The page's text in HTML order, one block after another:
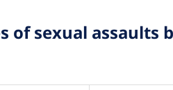
of sexual assaults